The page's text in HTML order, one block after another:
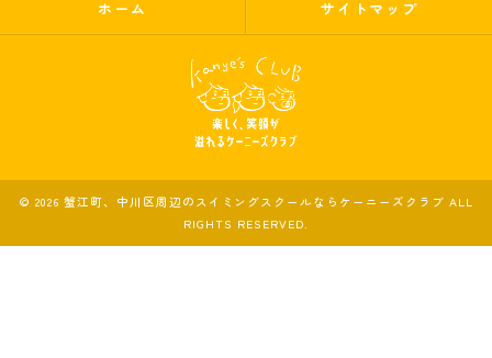
ホーム サイトマップ
© 2026 蟹江町、中川区周辺のスイミングスクールならケーニーズクラブ ALL
RIGHTS RESERVED.